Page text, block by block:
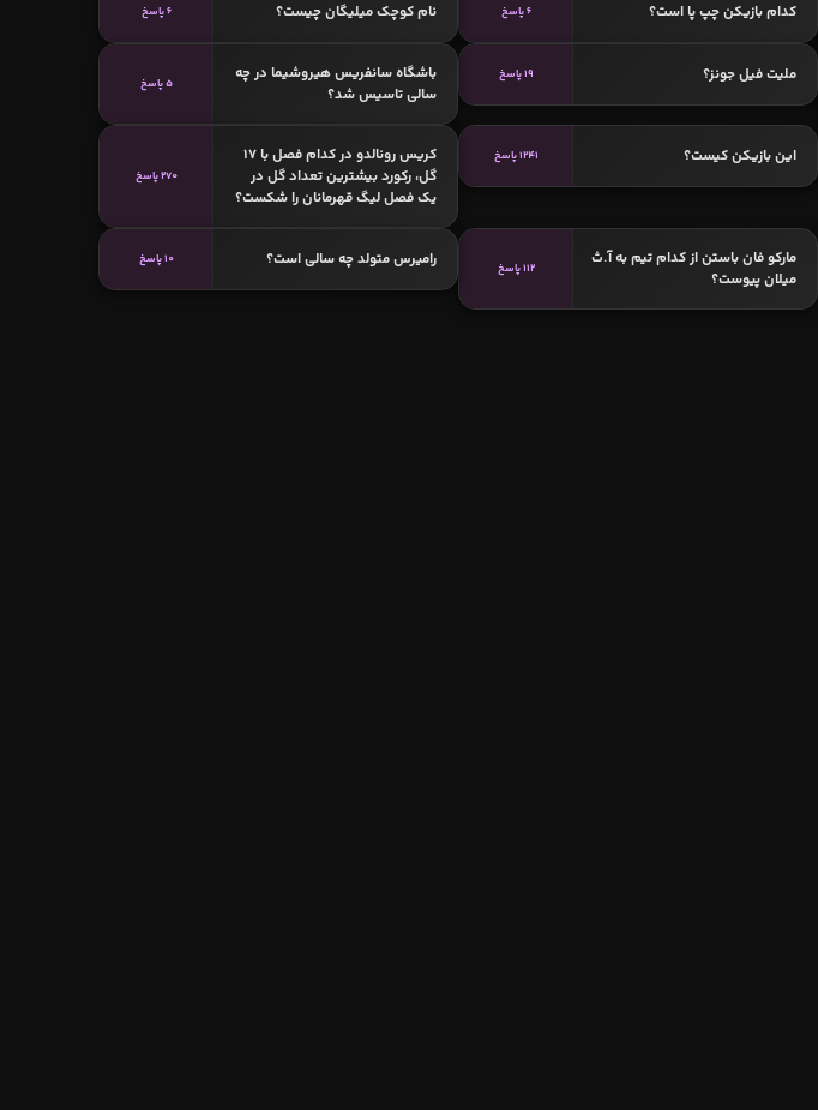
کدام بازیکن چپ پا است؟ 6 پاسخ نام کوچک میلیگان چیست؟ 6 پاسخ
ملیت فیل جونز؟ 19 پاسخ
باشگاه سانفریس هیروشیما در چه
سالی تاسیس شد؟
5 پاسخ
این بازیکن کیست؟ 1241 پاسخ
کریس رونالدو در کدام فصل با 17
گل، رکورد بیشترین تعداد گل‌ در
یک فصل لیگ قهرمانان را شکست؟
270 پاسخ
مارکو فان باستن از کدام تیم به آ.ث
میلان پیوست؟
112 پاسخ رامیرس متولد چه سالی است؟ 10 پاسخ